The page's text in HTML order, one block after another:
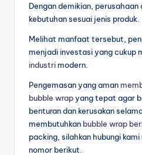
Dengan demikian,
kebutuhan sesuai jenis produk.
Melihat manfaat tersebut,
menjadi investasi yang cukup
industrimodern.
Pengemasan yang aman
bubble wrapyang tepat agar
benturan dan kerusakan
membutuhkan bubble wrap
packing, silahkan hubungi
nomor berikut.